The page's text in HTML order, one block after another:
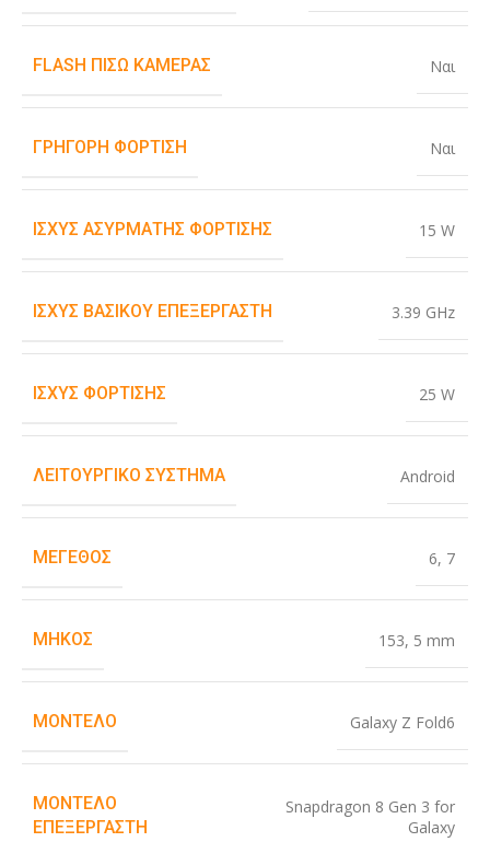
FLASH ΠΊΣΩ ΚΆΜΕΡΑΣ Ναι
ΓΡΉΓΟΡΗ ΦΌΡΤΙΣΗ Ναι
ΙΣΧΎΣ ΑΣΎΡΜΑΤΗΣ ΦΌΡΤΙΣΗΣ 15 W
ΙΣΧΎΣ ΒΑΣΙΚΟΎ ΕΠΕΞΕΡΓΑΣΤΉ 3.39 GHz
ΙΣΧΎΣ ΦΌΡΤΙΣΗΣ 25 W
ΛΕΙΤΟΥΡΓΙΚΌ ΣΎΣΤΗΜΑ Android
ΜΈΓΕΘΟΣ 6, 7
ΜΉΚΟΣ 153, 5 mm
ΜΟΝΤΈΛΟ Galaxy Z Fold6
ΜΟΝΤΈΛΟ
ΕΠΕΞΕΡΓΑΣΤΉ
Snapdragon 8 Gen 3 for
Galaxy